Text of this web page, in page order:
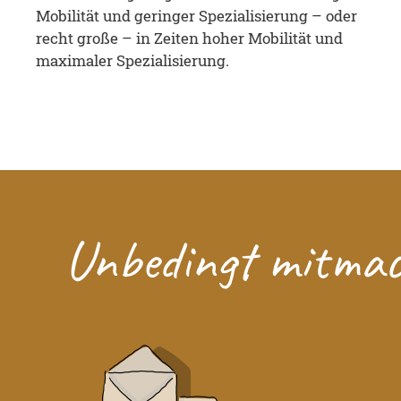
Mobilität und geringer Spezialisierung – oder
recht große – in Zeiten hoher Mobilität und
maximaler Spezialisierung.
Unbedingt